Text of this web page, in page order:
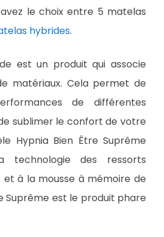
le choix entre 5 matelas
hybrides.
est un produit qui associe
matériaux. Cela permet de
de différentes
sublimer le confort de votre
Hypnia Bien Être Suprême
technologie des ressorts
et à la mousse à mémoire de
Suprême est le produit phare